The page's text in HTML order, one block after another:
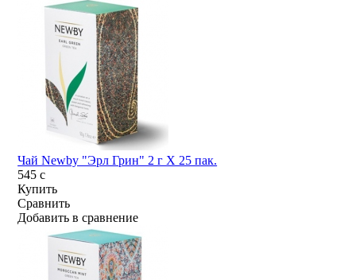
Чай Newby "Эрл Грин" 2 г Х 25 пак.
545c
Купить
Сравнить
Добавить в сравнение